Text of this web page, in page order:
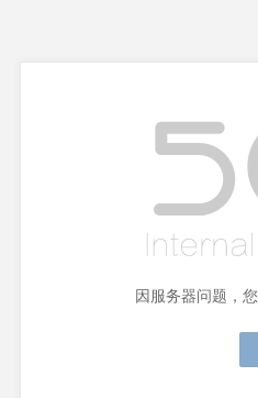
因服务器问题，